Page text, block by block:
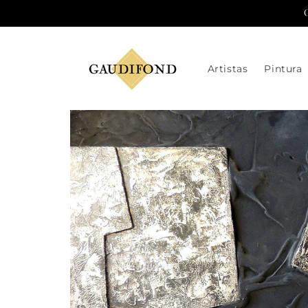
al contenido
Artistas Pintura
directamente
a la
información
del producto